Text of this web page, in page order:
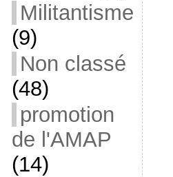
Militantisme
(9)
Non classé
(48)
promotion
de l'AMAP
(14)